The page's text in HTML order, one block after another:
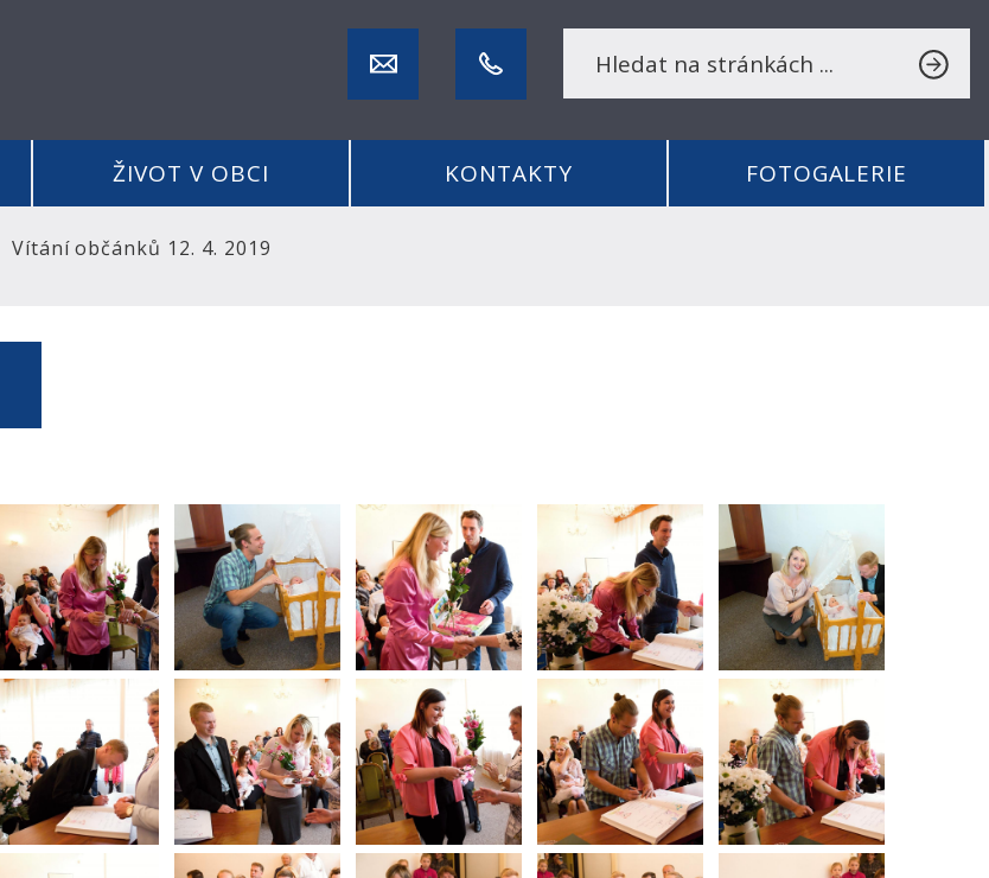
ŽIVOT V OBCI KONTAKTY FOTOGALERIE
Vítání občánků 12. 4. 2019